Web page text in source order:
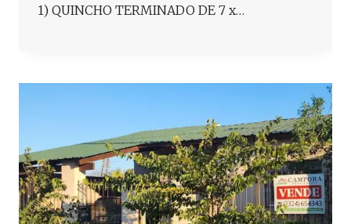
1) QUINCHO TERMINADO DE 7 x…